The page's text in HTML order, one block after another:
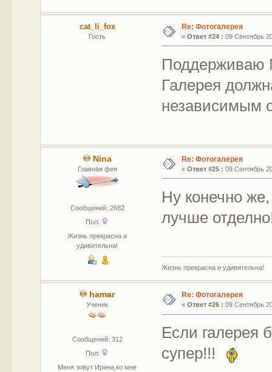
cat_li_fox
Гость
Re: Фотогалерея
« Ответ #24 : 09 Сентябрь
Поддерживаю
Галерея
независимым
Nina
Главная фея
Сообщений: 2682
Пол:
Жизнь прекрасна и
удивительна!
Re: Фотогалерея
« Ответ #25 : 09 Сентябрь
Ну конечно
лучше
Жизнь прекрасна и удивительна!
hamar
Ученик
Сообщений: 312
Пол:
Меня зовут Ирина,ко мне
Re: Фотогалерея
« Ответ #26 : 09 Сентябрь
Если галерея
супер!!!